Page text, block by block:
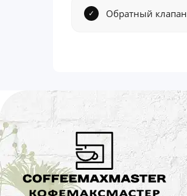
Обратный клапан